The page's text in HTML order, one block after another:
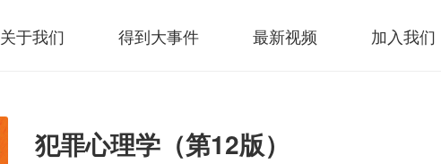
关于我们 得到大事件 最新视频 加入我们
犯罪心理学（第12版）